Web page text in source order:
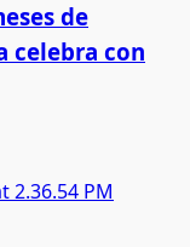
de
celebra con